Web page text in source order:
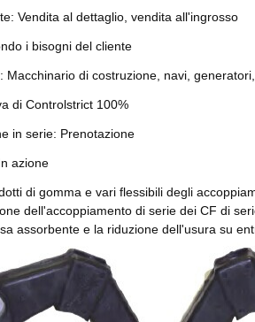
Vendita al dettaglio, vendita all'ingrosso
i bisogni del cliente
Macchinario di costruzione, navi,
di Controlstrict 100%
in serie: Prenotazione
azione
di gomma e vari flessibili degli
dell'accoppiamento di serie dei CF di
assorbente e la riduzione dell'usura su